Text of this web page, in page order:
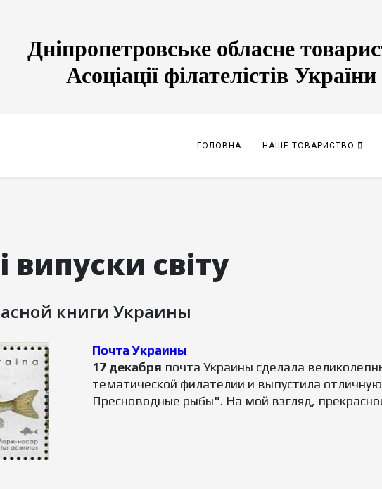
Дніпропетровське обласне
Асоціації філателістів України
ГОЛОВНА НАШЕ ТОВАРИСТВО
випуски світу
книги Украины
Почта Украины
17 декабря почта Украины сделала
тематической филателии и выпустила
Пресноводные рыбы". На мой взгляд,